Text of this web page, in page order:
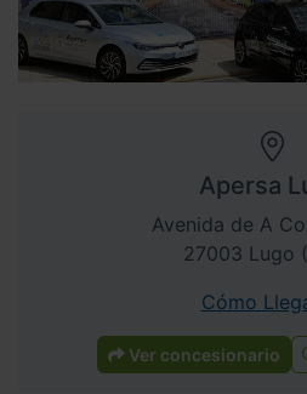
Apersa
Avenida de A
27003 Lugo
Cómo
Ver concesionario